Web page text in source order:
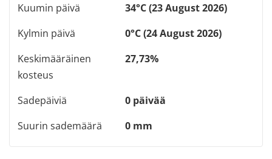
Kuumin päivä
34°C (23 August 2026)
Kylmin päivä
0°C (24 August 2026)
Keskimääräinen
kosteus
27,73%
Sadepäiviä
0 päivää
Suurin sademäärä
0 mm